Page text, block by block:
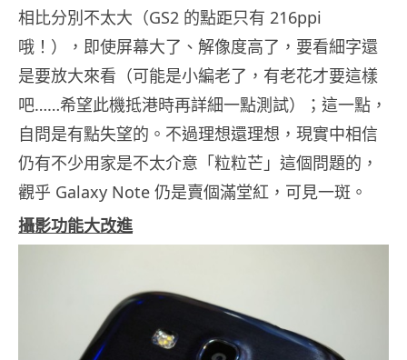
相比分別不太大（GS2 的點距只有 216ppi
哦！），即使屏幕大了、解像度高了，要看細字還
是要放大來看（可能是小編老了，有老花才要這樣
吧……希望此機抵港時再詳細一點測試）；這一點，
自問是有點失望的。不過理想還理想，現實中相信
仍有不少用家是不太介意「粒粒芒」這個問題的，
觀乎 Galaxy Note 仍是賣個滿堂紅，可見一斑。
攝影功能大改進